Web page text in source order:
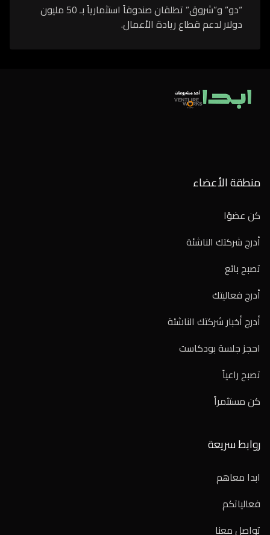
“دو” و”شروق” تطلقان صندوقاً استثمارياً بـ 50 مليون
دولار لدعم قطاع ريادة الأعمال.
منطقة الأعضاء
كن عضوًا
أدرج شركتك الناشئة
تصبح بائع
أدرج فعاليتك
أدرج أخبار شركتك الناشئة
احجز جلسة بودكاست
تصبح راعياً
كن مستثمراً
روابط سريعة
ابدا معاهم
فعالياتكم
تواصل معنا